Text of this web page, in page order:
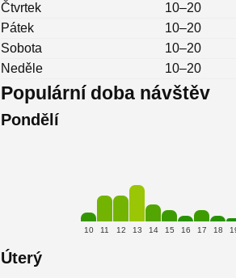
Čtvrtek
10–20
Pátek
10–20
Sobota
10–20
Neděle
10–20
Populární doba návštěv
Pondělí
10 11 12 13 14 15 16 17 18
Úterý